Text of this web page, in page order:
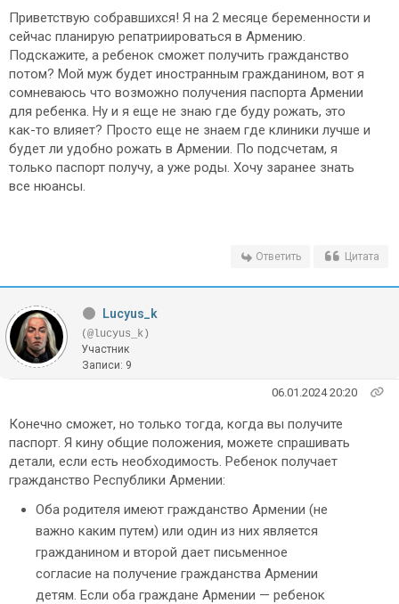
Приветствую собравшихся! Я на 2 месяце беременности и
сейчас планирую репатриироваться в Армению.
Подскажите, а ребенок сможет получить гражданство
потом? Мой муж будет иностранным гражданином, вот я
сомневаюсь что возможно получения паспорта Армении
для ребенка. Ну и я еще не знаю где буду рожать, это
как-то влияет? Просто еще не знаем где клиники лучше и
будет ли удобно рожать в Армении. По подсчетам, я
только паспорт получу, а уже роды. Хочу заранее знать
все нюансы.
Ответить Цитата
Lucyus_k
(@lucyus_k)
Участник
Записи: 9
06.01.2024 20:20
Конечно сможет, но только тогда, когда вы получите
паспорт. Я кину общие положения, можете спрашивать
детали, если есть необходимость. Ребенок получает
гражданство Республики Армении:
Оба родителя имеют гражданство Армении (не
важно каким путем) или один из них является
гражданином и второй дает письменное
согласие на получение гражданства Армении
детям. Если оба граждане Армении — ребенок